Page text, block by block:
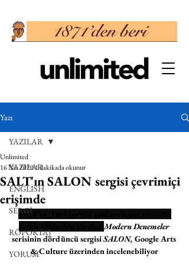
Yazı
YAZILAR
ENGLISH
SERGİ
RÖPORTAJ
YORUM
YAZILAR
SALT'ın SALON sergisi çevrimiçi
erişimde
Unlimited
16 Nis 20201 dakikada okunur
SALT’ın, Türkiye’nin modernleşme sürecini
farklı yönleriyle ele alan Modern Denemeler
serisinin dördüncü sergisi SALON, Google Arts
& Culture üzerinden incelenebiliyor